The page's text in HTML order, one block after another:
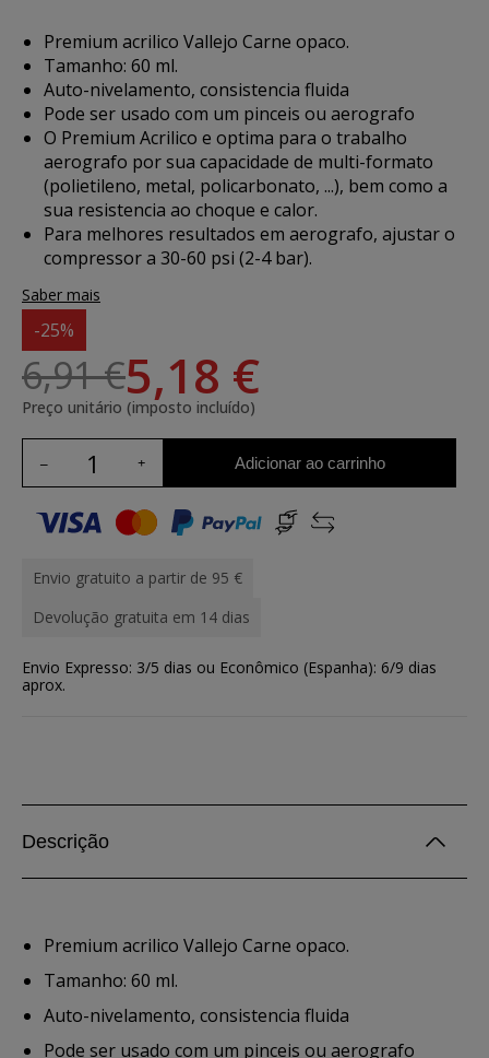
Premium acrilico Vallejo Carne opaco.
Tamanho: 60 ml.
Auto-nivelamento, consistencia fluida
Pode ser usado com um pinceis ou aerografo
O Premium Acrilico e optima para o trabalho
aerografo por sua capacidade de multi-formato
(polietileno, metal, policarbonato, ...), bem como a
sua resistencia ao choque e calor.
Para melhores resultados em aerografo, ajustar o
compressor a 30-60 psi (2-4 bar).
Saber mais
-25%
6,91 €5,18 €
Preço unitário (imposto incluído)
Adicionar ao carrinho
Envio gratuito a partir de 95 €
Devolução gratuita em 14 dias
Envio Expresso: 3/5 dias ou Econômico (Espanha): 6/9 dias
aprox.
Descrição
Premium acrilico Vallejo Carne opaco.
Tamanho: 60 ml.
Auto-nivelamento, consistencia fluida
Pode ser usado com um pinceis ou aerografo